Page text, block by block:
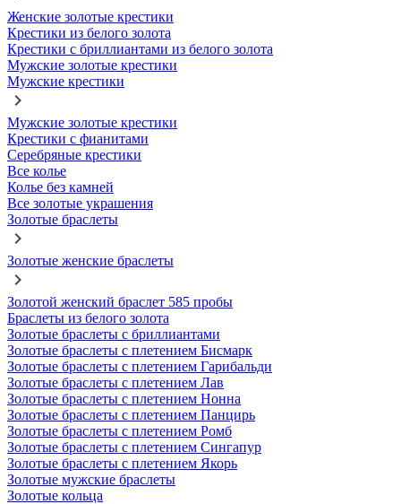
Женские золотые крестики
Крестики из белого золота
Крестики с бриллиантами из белого золота
Мужские золотые крестики
Мужские крестики
Мужские золотые крестики
Крестики с фианитами
Серебряные крестики
Все колье
Колье без камней
Все золотые украшения
Золотые браслеты
Золотые женские браслеты
Золотой женский браслет 585 пробы
Браслеты из белого золота
Золотые браслеты с бриллиантами
Золотые браслеты с плетением Бисмарк
Золотые браслеты с плетением Гарибальди
Золотые браслеты с плетением Лав
Золотые браслеты с плетением Нонна
Золотые браслеты с плетением Панцирь
Золотые браслеты с плетением Ромб
Золотые браслеты с плетением Сингапур
Золотые браслеты с плетением Якорь
Золотые мужские браслеты
Золотые кольца